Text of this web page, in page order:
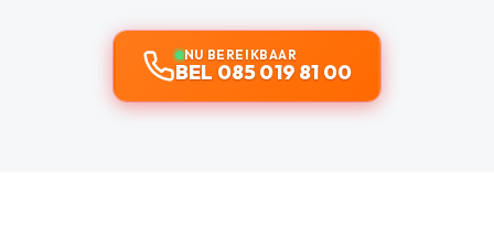
NU BEREIKBAAR
BEL 085 019 81 00